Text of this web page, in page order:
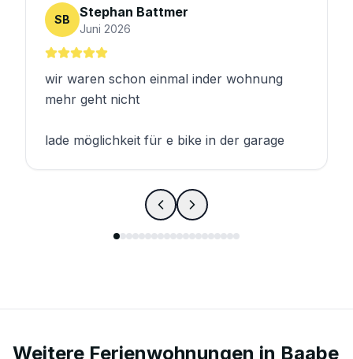
SB Stephan Battmer
Juni 2026
wir waren schon einmal inder wohnung
mehr geht nicht
lade möglichkeit für e bike in der garage
Weitere Ferienwohnungen in Baabe